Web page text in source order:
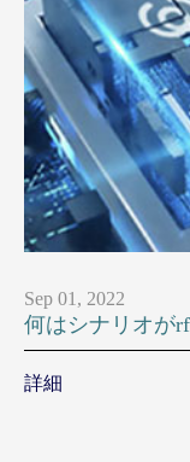
Sep 01, 2022
何はシナリオが
詳細